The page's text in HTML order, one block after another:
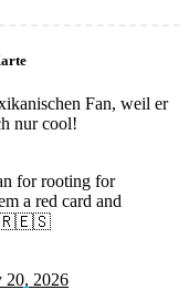
Fan, weil er
nur cool!
for rooting for
a red card and
20, 2026